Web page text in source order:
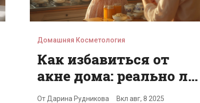
Домашняя Косметология
Как избавиться от
акне дома: реально ли
лечить кожу без
От Дарина Рудникова Вклавг, 8 2025